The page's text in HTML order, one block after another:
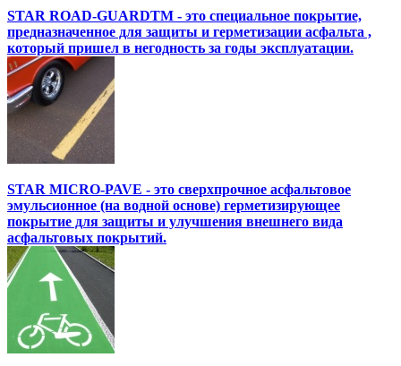
STAR ROAD-GUARDTM - это специальное покрытие,
предназначенное для защиты и герметизации асфальта ,
который пришел в негодность за годы эксплуатации.
STAR MICRO-PAVE - это сверхпрочное асфальтовое
эмульсионное (на водной основе) герметизирующее
покрытие для защиты и улучшения внешнего вида
асфальтовых покрытий.